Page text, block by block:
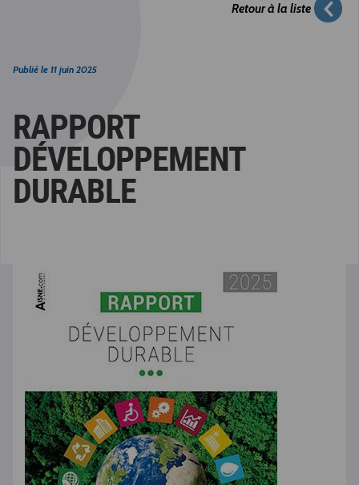
Retour à la liste
Publié le 11 juin 2025
RAPPORT
DÉVELOPPEMENT
DURABLE